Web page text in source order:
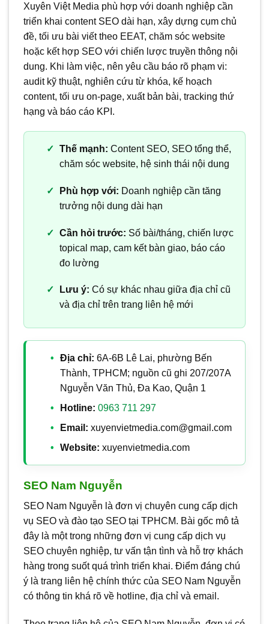
Xuyên Việt Media phù hợp với doanh nghiệp cần
triển khai content SEO dài hạn, xây dựng cụm chủ
đề, tối ưu bài viết theo EEAT, chăm sóc website
hoặc kết hợp SEO với chiến lược truyền thông nội
dung. Khi làm việc, nên yêu cầu báo rõ phạm vi:
audit kỹ thuật, nghiên cứu từ khóa, kế hoạch
content, tối ưu on-page, xuất bản bài, tracking thứ
hạng và báo cáo KPI.
Thế mạnh: Content SEO, SEO tổng thể,
chăm sóc website, hệ sinh thái nội dung
Phù hợp với: Doanh nghiệp cần tăng
trưởng nội dung dài hạn
Cần hỏi trước: Số bài/tháng, chiến lược
topical map, cam kết bàn giao, báo cáo
đo lường
Lưu ý: Có sự khác nhau giữa địa chỉ cũ
và địa chỉ trên trang liên hệ mới
Địa chỉ: 6A-6B Lê Lai, phường Bến
Thành, TPHCM; nguồn cũ ghi 207/207A
Nguyễn Văn Thủ, Đa Kao, Quận 1
Hotline: 0963 711 297
Email: xuyenvietmedia.com@gmail.com
Website: xuyenvietmedia.com
SEO Nam Nguyễn
SEO Nam Nguyễn là đơn vị chuyên cung cấp dịch
vụ SEO và đào tạo SEO tại TPHCM. Bài gốc mô tả
đây là một trong những đơn vị cung cấp dịch vụ
SEO chuyên nghiệp, tư vấn tận tình và hỗ trợ khách
hàng trong suốt quá trình triển khai. Điểm đáng chú
ý là trang liên hệ chính thức của SEO Nam Nguyễn
có thông tin khá rõ về hotline, địa chỉ và email.